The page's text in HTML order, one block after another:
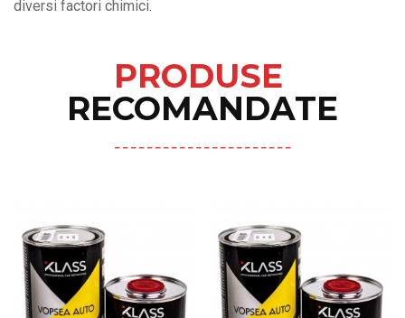
diversi factori chimici.
PRODUSE
RECOMANDATE